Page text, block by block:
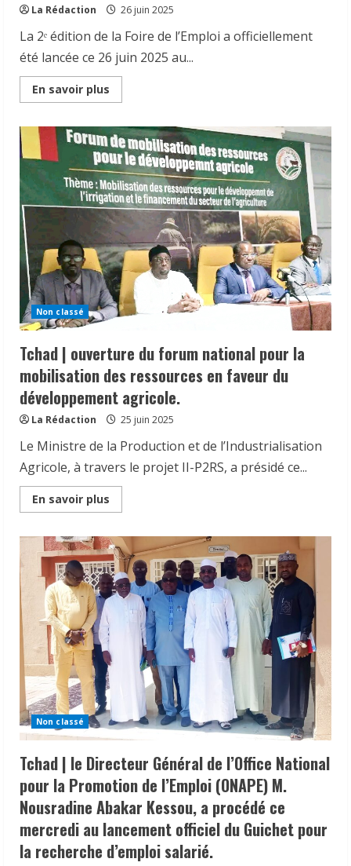
La Rédaction 26 juin 2025
La 2ᵉ édition de la Foire de l’Emploi a officiellement
été lancée ce 26 juin 2025 au...
En savoir plus
more
|
lancement
officiel
de
la
2ᵉ
édition
de
la
Foire
de
l’Emploi
à
N’Djamena.
Non classé
Tchad | ouverture du forum national pour la
mobilisation des ressources en faveur du
développement agricole.
La Rédaction 25 juin 2025
Le Ministre de la Production et de l’Industrialisation
Agricole, à travers le projet II-P2RS, a présidé ce...
En savoir plus
more
|
ouverture
du
forum
national
pour
mobilisation
des
ressources
en
faveur
développement
agricole.
Non classé
Tchad | le Directeur Général de l’Office National
pour la Promotion de l’Emploi (ONAPE) M.
Nousradine Abakar Kessou, a procédé ce
mercredi au lancement officiel du Guichet pour
la recherche d’emploi salarié.
2
TCHAD | Que devient l’ancien Ministre
Maïdé Hamid Lony, après un bilan
des sports.
12 juin 2026
N’Djamena | Projet PRECOM – Lot 8, une
vingtaine des cartographes
communautaires ont été certifiés pour